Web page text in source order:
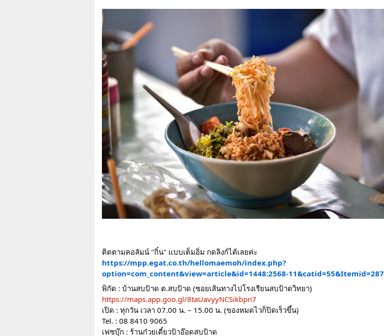
ติดตามคอลัมน์ "กิ๋น" แบบเต็มอิ่ม กดลิงก์ได้เลยค่ะ
https://mpp.egat.co.th/hellomaemoh/index.php?
option=com_content&view=article&id=1448:2568-11&catid=55&Itemid=287
พิกัด : บ้านสบป้าด ต.สบป้าด (ซอยเส้นทางไปโรงเรียนสบป้าดวิทยา)
https://maps.app.goo.gl/8taUavyyNCSikbpn7
เปิด : ทุกวัน เวลา 07.00 น. – 15.00 น. (ของหมดไวก็ปิดเร็วขึ้น)
Tel. : 08 8410 9065
เฟซบุ๊ก : ร้านก๋วยเตี๋ยวป้าอ๊อดสบป้าด